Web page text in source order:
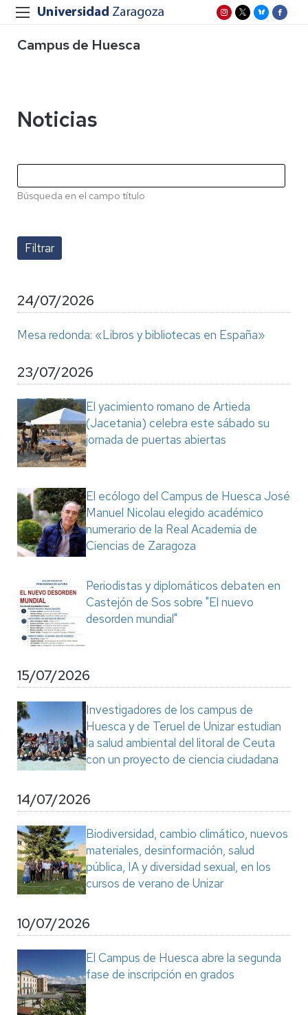
Campus de Huesca
Noticias
Búsqueda en el campo título
24/07/2026
Mesa redonda: «Libros y bibliotecas en España»
23/07/2026
El yacimiento romano de Artieda
(Jacetania) celebra este sábado su
jornada de puertas abiertas
El ecólogo del Campus de Huesca José
Manuel Nicolau elegido académico
numerario de la Real Academia de
Ciencias de Zaragoza
Periodistas y diplomáticos debaten en
Castejón de Sos sobre "El nuevo
desorden mundial"
15/07/2026
Investigadores de los campus de
Huesca y de Teruel de Unizar estudian
la salud ambiental del litoral de Ceuta
con un proyecto de ciencia ciudadana
14/07/2026
Biodiversidad, cambio climático, nuevos
materiales, desinformación, salud
pública, IA y diversidad sexual, en los
cursos de verano de Unizar
10/07/2026
El Campus de Huesca abre la segunda
fase de inscripción en grados